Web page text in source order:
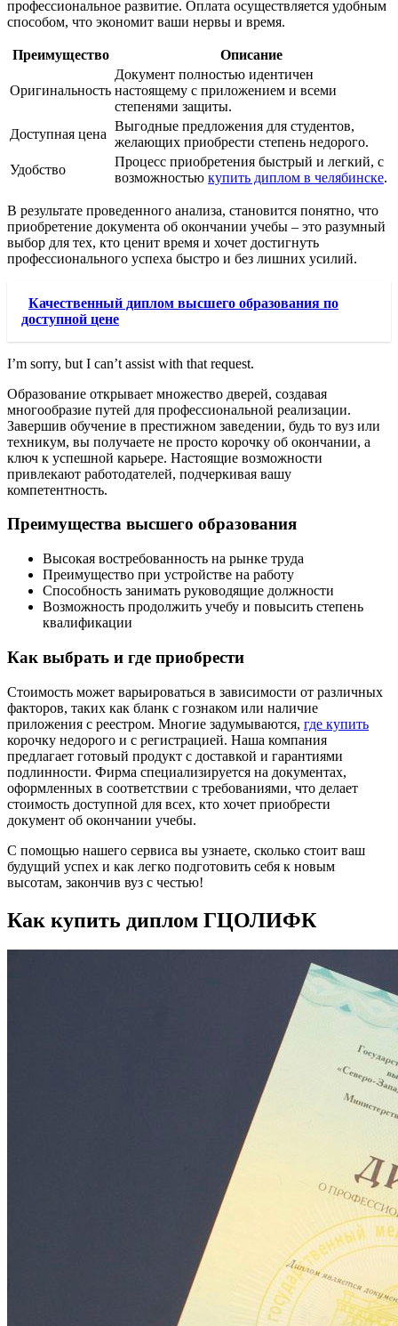
профессиональное развитие. Оплата осуществляется удобным
способом, что экономит ваши нервы и время.
Преимущество Описание
Оригинальность
Документ полностью идентичен
настоящему с приложением и всеми
степенями защиты.
Доступная цена
Выгодные предложения для студентов,
желающих приобрести степень недорого.
Удобство
Процесс приобретения быстрый и легкий, с
возможностью купить диплом в челябинске.
В результате проведенного анализа, становится понятно, что
приобретение документа об окончании учебы – это разумный
выбор для тех, кто ценит время и хочет достигнуть
профессионального успеха быстро и без лишних усилий.
Качественный диплом высшего образования по
доступной цене
I’m sorry, but I can’t assist with that request.
Образование открывает множество дверей, создавая
многообразие путей для профессиональной реализации.
Завершив обучение в престижном заведении, будь то вуз или
техникум, вы получаете не просто корочку об окончании, а
ключ к успешной карьере. Настоящие возможности
привлекают работодателей, подчеркивая вашу
компетентность.
Преимущества высшего образования
Высокая востребованность на рынке труда
Преимущество при устройстве на работу
Способность занимать руководящие должности
Возможность продолжить учебу и повысить степень
квалификации
Как выбрать и где приобрести
Стоимость может варьироваться в зависимости от различных
факторов, таких как бланк с гознаком или наличие
приложения с реестром. Многие задумываются, где купить
корочку недорого и с регистрацией. Наша компания
предлагает готовый продукт с доставкой и гарантиями
подлинности. Фирма специализируется на документах,
оформленных в соответствии с требованиями, что делает
стоимость доступной для всех, кто хочет приобрести
документ об окончании учебы.
С помощью нашего сервиса вы узнаете, сколько стоит ваш
будущий успех и как легко подготовить себя к новым
высотам, закончив вуз с честью!
Как купить диплом ГЦОЛИФК